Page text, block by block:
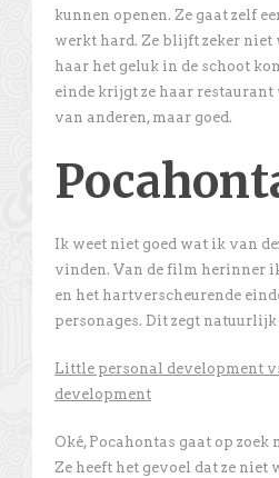
kunnen openen. Ze gaat zelf
werkt hard. Ze blijft zeker niet
haar het geluk in de schoot
einde krijgt ze haar
van anderen, maar goed.
Ik weet niet goed wat ik van
vinden. Van de film herinner
en het hartverscheurende
personages. Dit zegt
Little personal development
development
Oké, Pocahontas gaat op zoek
Ze heeft het gevoel dat ze